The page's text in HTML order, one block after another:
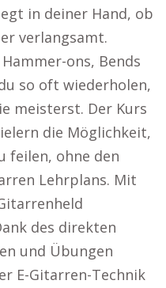
in deiner Hand, ob
verlangsamt.
ons, Bends
so oft wiederholen,
meisterst. Der Kurs
die Möglichkeit,
feilen, ohne den
Lehrplans. Mit
des direkten
und Übungen
E-Gitarren-Technik